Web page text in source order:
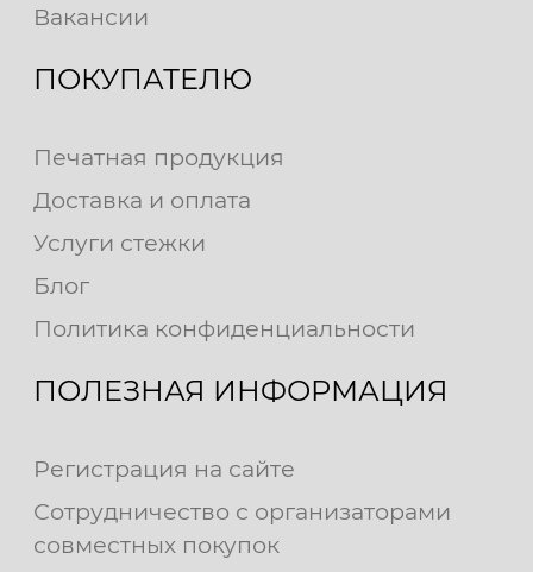
Вакансии
ПОКУПАТЕЛЮ
Печатная продукция
Доставка и оплата
Услуги стежки
Блог
Политика конфиденциальности
ПОЛЕЗНАЯ ИНФОРМАЦИЯ
Регистрация на сайте
Сотрудничество с организаторами
совместных покупок